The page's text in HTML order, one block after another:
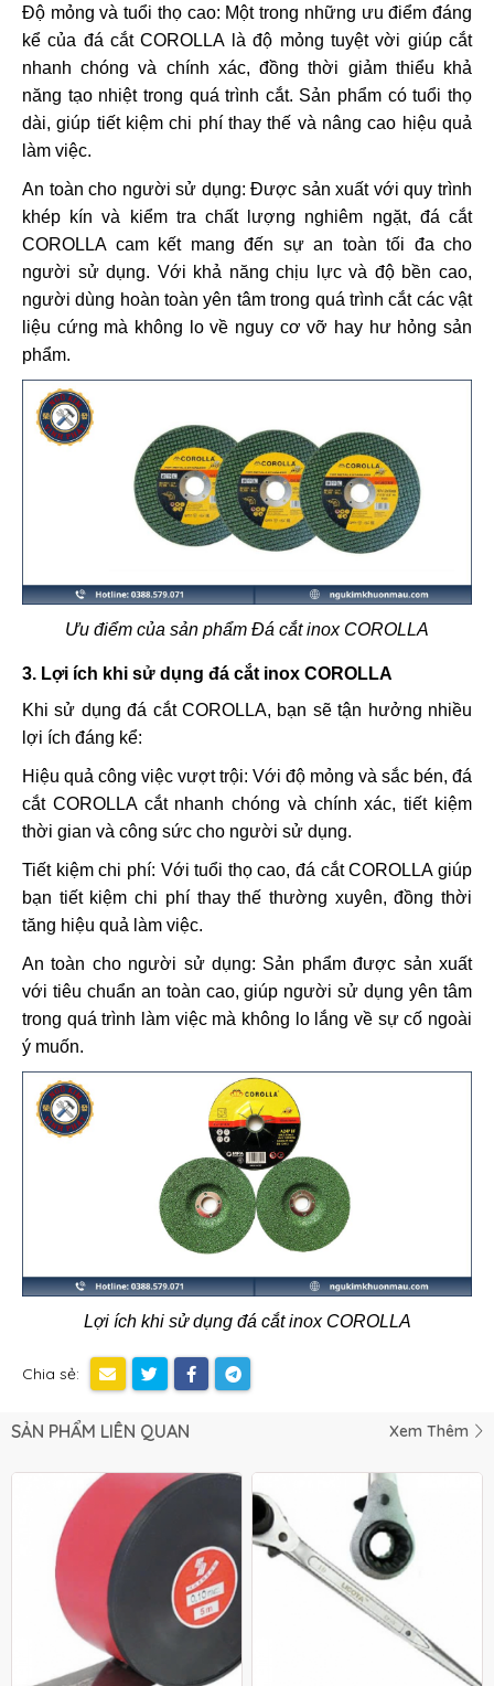
Độ mỏng và tuổi thọ cao: Một trong những ưu điểm đáng
kể của đá cắt COROLLA là độ mỏng tuyệt vời giúp cắt
nhanh chóng và chính xác, đồng thời giảm thiểu khả
năng tạo nhiệt trong quá trình cắt. Sản phẩm có tuổi thọ
dài, giúp tiết kiệm chi phí thay thế và nâng cao hiệu quả
làm việc.
An toàn cho người sử dụng: Được sản xuất với quy trình
khép kín và kiểm tra chất lượng nghiêm ngặt, đá cắt
COROLLA cam kết mang đến sự an toàn tối đa cho
người sử dụng. Với khả năng chịu lực và độ bền cao,
người dùng hoàn toàn yên tâm trong quá trình cắt các vật
liệu cứng mà không lo về nguy cơ vỡ hay hư hỏng sản
phẩm.
Ưu điểm của sản phẩm Đá cắt inox COROLLA
3. Lợi ích khi sử dụng đá cắt inox COROLLA
Khi sử dụng đá cắt COROLLA, bạn sẽ tận hưởng nhiều
lợi ích đáng kể:
Hiệu quả công việc vượt trội: Với độ mỏng và sắc bén, đá
cắt COROLLA cắt nhanh chóng và chính xác, tiết kiệm
thời gian và công sức cho người sử dụng.
Tiết kiệm chi phí: Với tuổi thọ cao, đá cắt COROLLA giúp
bạn tiết kiệm chi phí thay thế thường xuyên, đồng thời
tăng hiệu quả làm việc.
An toàn cho người sử dụng: Sản phẩm được sản xuất
với tiêu chuẩn an toàn cao, giúp người sử dụng yên tâm
trong quá trình làm việc mà không lo lắng về sự cố ngoài
ý muốn.
Lợi ích khi sử dụng đá cắt inox COROLLA
Chia sẻ:
SẢN PHẨM LIÊN QUAN Xem Thêm